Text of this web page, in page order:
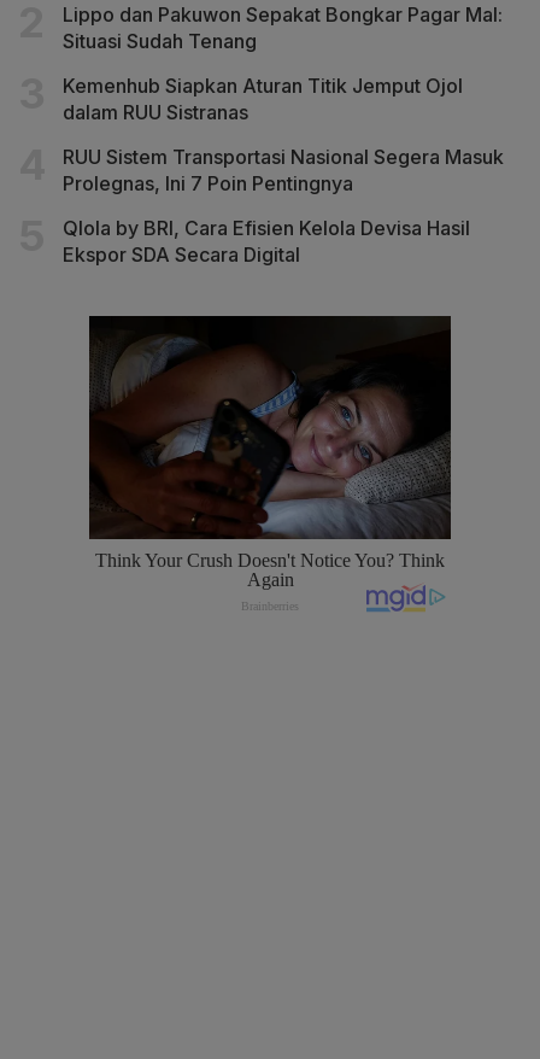
Lippo dan Pakuwon Sepakat Bongkar Pagar Mal:
Situasi Sudah Tenang
Kemenhub Siapkan Aturan Titik Jemput Ojol
dalam RUU Sistranas
RUU Sistem Transportasi Nasional Segera Masuk
Prolegnas, Ini 7 Poin Pentingnya
Qlola by BRI, Cara Efisien Kelola Devisa Hasil
Ekspor SDA Secara Digital